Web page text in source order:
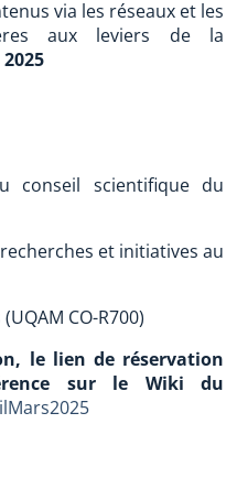
via les réseaux et les
aux leviers de la
conseil scientifique du
recherches et initiatives au
CO-R700)
le lien de réservation
sur le Wiki du